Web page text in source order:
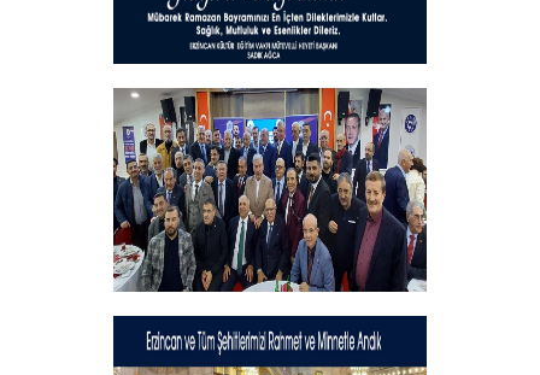
Hayırlı Bayramlar
+
Geleneksel İftar Programımız